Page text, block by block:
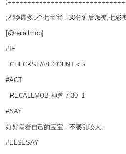
;召唤最多5个七宝宝，30分钟后叛变,七彩
[@recallmob]
#IF
CHECKSLAVECOUNT < 5
#ACT
RECALLMOB 神兽 7 30 1
#SAY
好好看着自己的宝宝，不要乱咬人。
#ELSESAY